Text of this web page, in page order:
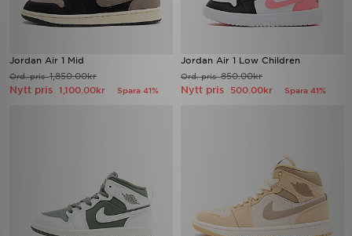
Jordan Air 1 Mid
Ord. pris1,850.00kr
Nytt pris 1,100.00kr Spara 41%
Jordan Air 1 Low Children
Ord. pris850.00kr
Nytt pris 500.00kr Spara 41%